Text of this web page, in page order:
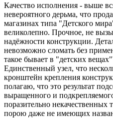
Качество исполнения - выше
невероятного дерьма, что
магазинах типа "Детского
великолепно. Прочное, не
надёжности конструкции.
невозможно сломать без
такое бывает в "детских
Единственный узел, что
кронштейн крепления
полагаю, что это результат
выращенного и
поразительно некачественных
порою даже не имеющих